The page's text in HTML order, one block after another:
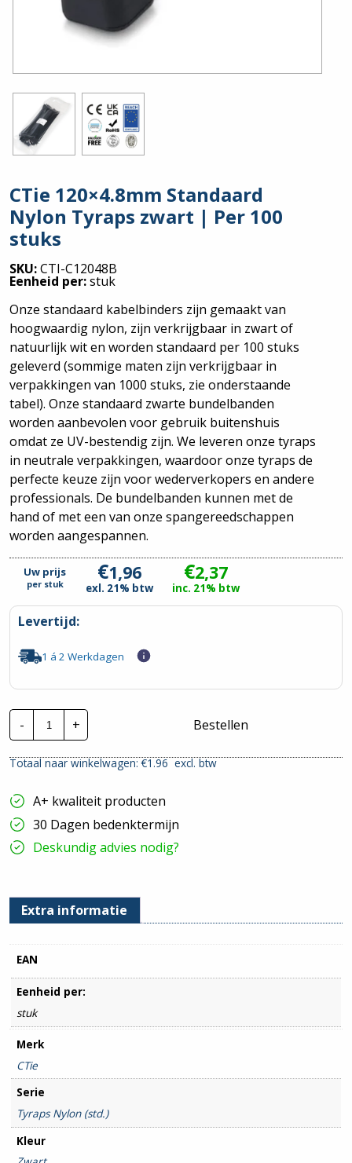
CTie 120×4.8mm Standaard
Nylon Tyraps zwart | Per 100
stuks
SKU:CTI-C12048B
Eenheid per:stuk
Onze standaard kabelbinders zijn gemaakt van
hoogwaardig nylon, zijn verkrijgbaar in zwart of
natuurlijk wit en worden standaard per 100 stuks
geleverd (sommige maten zijn verkrijgbaar in
verpakkingen van 1000 stuks, zie onderstaande
tabel). Onze standaard zwarte bundelbanden
worden aanbevolen voor gebruik buitenshuis
omdat ze UV-bestendig zijn. We leveren onze tyraps
in neutrale verpakkingen, waardoor onze tyraps de
perfecte keuze zijn voor wederverkopers en andere
professionals. De bundelbanden kunnen met de
hand of met een van onze spangereedschappen
worden aangespannen.
Uw prijs
per stuk €1,96
exl. 21% btw
€2,37
inc. 21% btw
Levertijd:
1 á 2 Werkdagen
-
CTie
120x4.8mm
Standaard
Tyraps
|
Per
100
stuks
hoeveelheid
+ Bestellen
Totaal naar winkelwagen: €1.96excl. btw
A+ kwaliteit producten
30 Dagen bedenktermijn
Deskundig advies nodig?
Extra informatie
EAN
Eenheid per:
stuk
Merk
CTie
Serie
Tyraps Nylon (std.)
Kleur